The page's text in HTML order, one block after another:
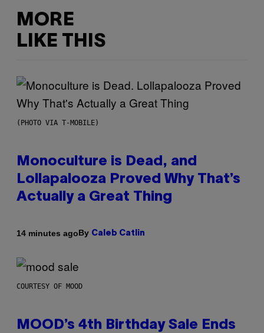
MORE
LIKE THIS
(PHOTO VIA T-MOBILE)
Monoculture is Dead, and
Lollapalooza Proved Why That’s
Actually a Great Thing
14 minutes agoBy Caleb Catlin
COURTESY OF MOOD
MOOD’s 4th Birthday Sale Ends